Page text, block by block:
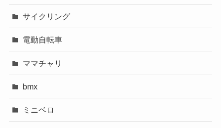
サイクリング
電動自転車
ママチャリ
bmx
ミニベロ